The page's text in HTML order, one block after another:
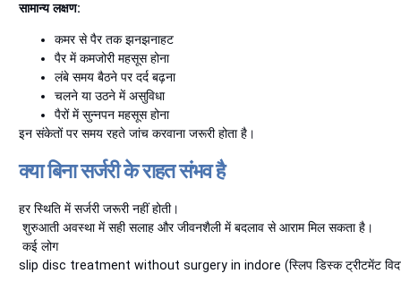
सामान्य लक्षण:
कमर से पैर तक झनझनाहट
पैर में कमजोरी महसूस होना
लंबे समय बैठने पर दर्द बढ़ना
चलने या उठने में असुविधा
पैरों में सुन्नपन महसूस होना
इन संकेतों पर समय रहते जांच करवाना जरूरी होता है।
क्याबिनासर्जरीकेराहतसंभवहै
हर स्थिति में सर्जरी जरूरी नहीं होती।
शुरुआती अवस्था में सही सलाह और जीवनशैली में बदलाव से आराम मिल सकता है।
कई लोग
slip disc treatment without surgery in indore (स्लिप डिस्क ट्रीटमेंट